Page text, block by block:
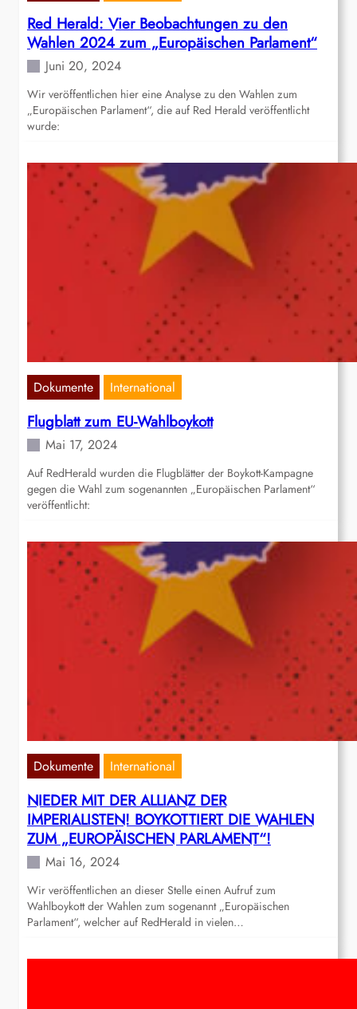
Red Herald: Vier Beobachtungen zu den
Wahlen 2024 zum „Europäischen Parlament“
Juni 20, 2024
Wir veröffentlichen hier eine Analyse zu den Wahlen zum
„Europäischen Parlament“, die auf Red Herald veröffentlicht
wurde:
Dokumente International
Flugblatt zum EU-Wahlboykott
Mai 17, 2024
Auf RedHerald wurden die Flugblätter der Boykott-Kampagne
gegen die Wahl zum sogenannten „Europäischen Parlament“
veröffentlicht:
Dokumente International
NIEDER MIT DER ALLIANZ DER
IMPERIALISTEN! BOYKOTTIERT DIE WAHLEN
ZUM „EUROPÄISCHEN PARLAMENT“!
Mai 16, 2024
Wir veröffentlichen an dieser Stelle einen Aufruf zum
Wahlboykott der Wahlen zum sogenannt „Europäischen
Parlament“, welcher auf RedHerald in vielen…